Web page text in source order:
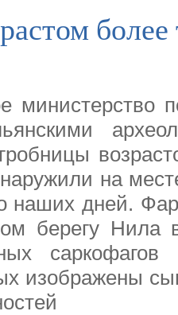
на
наших дней.
берегу
изображены